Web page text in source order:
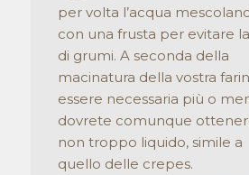
per volta l’acqua
con una frusta per evitare
di grumi. A seconda della
macinatura della vostra
essere necessaria più o
dovrete comunque
non troppo liquido, simile a
quello delle crepes.